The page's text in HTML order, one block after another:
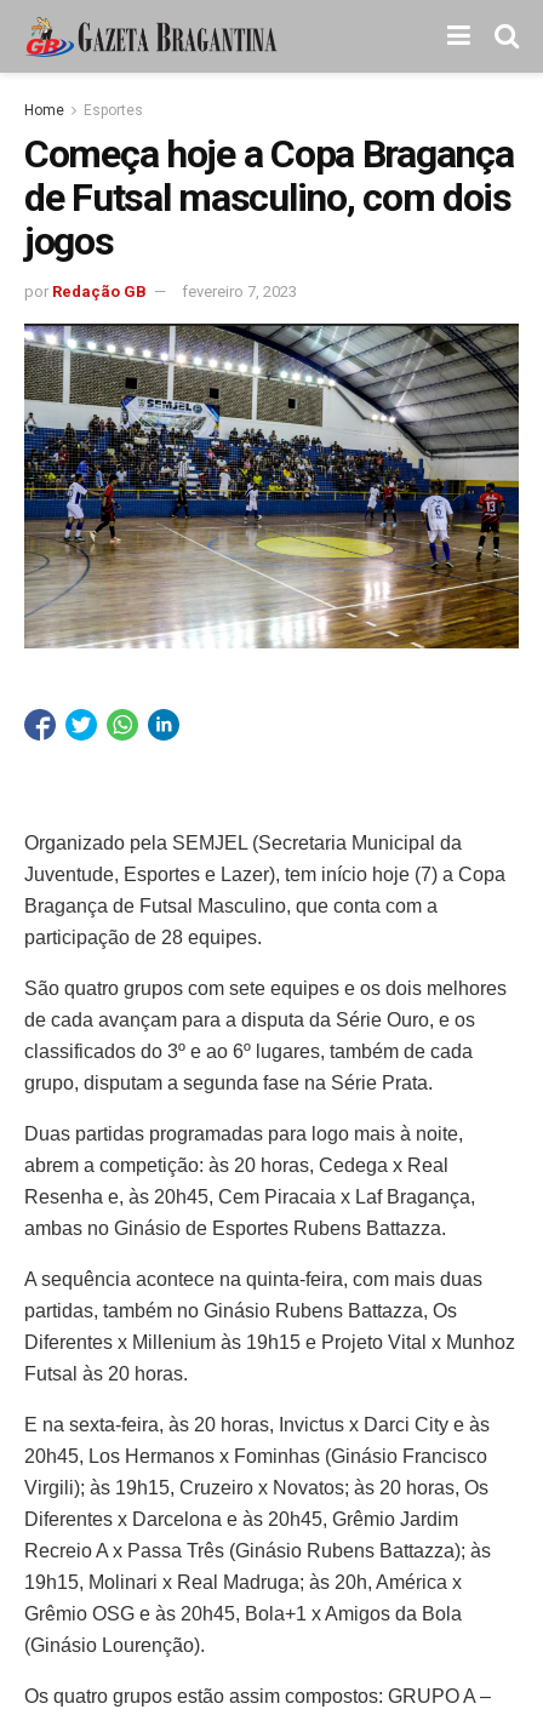
Home Esportes
Começa hoje a Copa Bragança
de Futsal masculino, com dois
jogos
por Redação GB fevereiro 7, 2023
Organizado pela SEMJEL (Secretaria Municipal da
Juventude, Esportes e Lazer), tem início hoje (7) a Copa
Bragança de Futsal Masculino, que conta com a
participação de 28 equipes.
São quatro grupos com sete equipes e os dois melhores
de cada avançam para a disputa da Série Ouro, e os
classificados do 3º e ao 6º lugares, também de cada
grupo, disputam a segunda fase na Série Prata.
Duas partidas programadas para logo mais à noite,
abrem a competição: às 20 horas, Cedega x Real
Resenha e, às 20h45, Cem Piracaia x Laf Bragança,
ambas no Ginásio de Esportes Rubens Battazza.
A sequência acontece na quinta-feira, com mais duas
partidas, também no Ginásio Rubens Battazza, Os
Diferentes x Millenium às 19h15 e Projeto Vital x Munhoz
Futsal às 20 horas.
E na sexta-feira, às 20 horas, Invictus x Darci City e às
20h45, Los Hermanos x Fominhas (Ginásio Francisco
Virgili); às 19h15, Cruzeiro x Novatos; às 20 horas, Os
Diferentes x Darcelona e às 20h45, Grêmio Jardim
Recreio A x Passa Três (Ginásio Rubens Battazza); às
19h15, Molinari x Real Madruga; às 20h, América x
Grêmio OSG e às 20h45, Bola+1 x Amigos da Bola
(Ginásio Lourenção).
Os quatro grupos estão assim compostos: GRUPO A –